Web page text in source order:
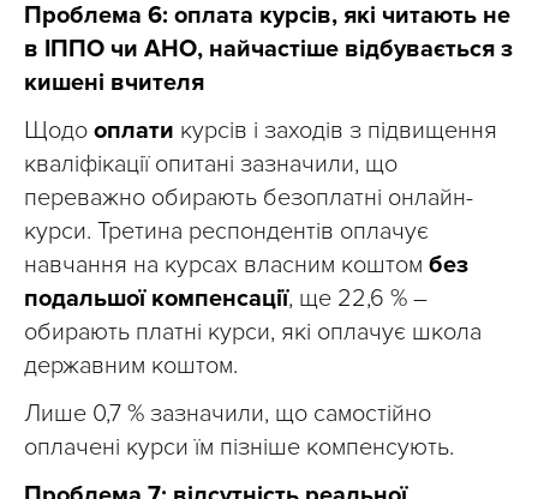
Проблема 6: оплата курсів, які читають не
в ІППО чи АНО, найчастіше відбувається з
кишені вчителя
Щодо оплати курсів і заходів з підвищення
кваліфікації опитані зазначили, що
переважно обирають безоплатні онлайн-
курси. Третина респондентів оплачує
навчання на курсах власним коштом без
подальшої компенсації, ще 22,6 % –
обирають платні курси, які оплачує школа
державним коштом.
Лише 0,7 % зазначили, що самостійно
оплачені курси їм пізніше компенсують.